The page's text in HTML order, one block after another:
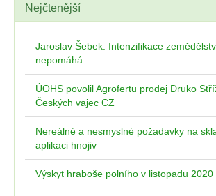
Nejčtenější
Jaroslav Šebek: Intenzifikace
nepomáhá
ÚOHS povolil Agrofertu prodej Druko
Českých vajec CZ
Nereálné a nesmyslné požadavky na
aplikaci hnojiv
Výskyt hraboše polního v listopadu 2020